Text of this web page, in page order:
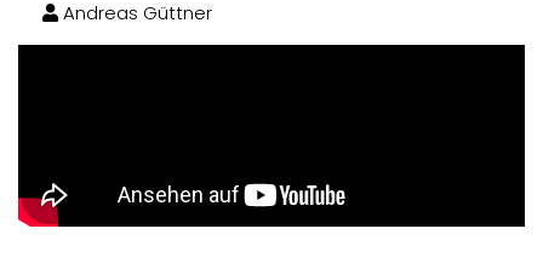
Andreas Güttner